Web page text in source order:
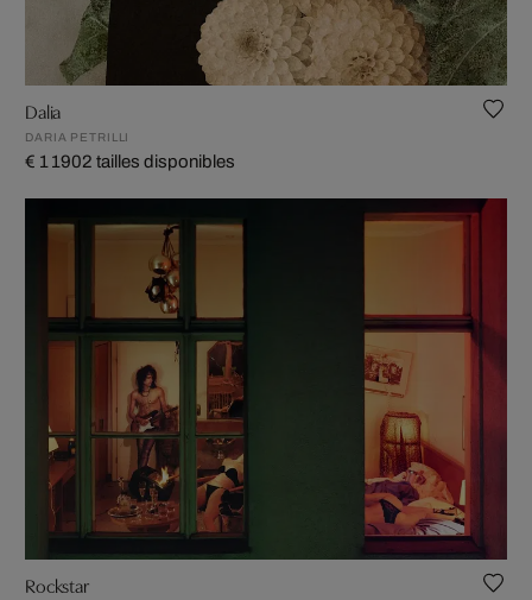
Dalia
DARIA PETRILLI
€ 1 1902 tailles disponibles
Rockstar